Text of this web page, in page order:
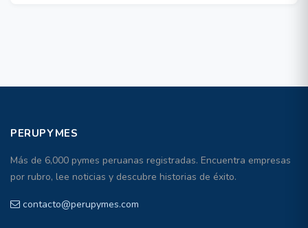
PERUPYMES
Más de 6,000 pymes peruanas registradas. Encuentra empresas
por rubro, lee noticias y descubre historias de éxito.
contacto@perupymes.com